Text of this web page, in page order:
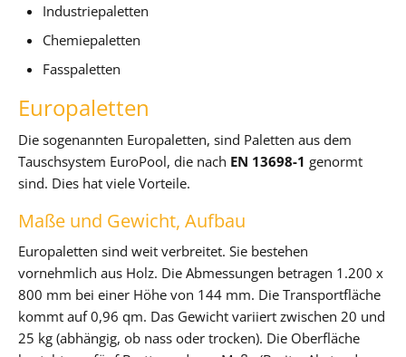
Industriepaletten
Chemiepaletten
Fasspaletten
Europaletten
Die sogenannten Europaletten, sind Paletten aus dem
Tauschsystem EuroPool, die nach EN 13698-1 genormt
sind. Dies hat viele Vorteile.
Maße und Gewicht, Aufbau
Europaletten sind weit verbreitet. Sie bestehen
vornehmlich aus Holz. Die Abmessungen betragen 1.200 x
800 mm bei einer Höhe von 144 mm. Die Transportfläche
kommt auf 0,96 qm. Das Gewicht variiert zwischen 20 und
25 kg (abhängig, ob nass oder trocken). Die Oberfläche